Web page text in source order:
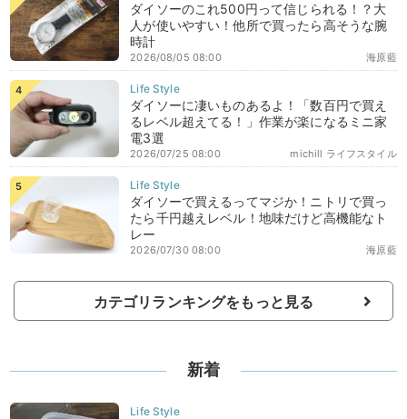
ダイソーのこれ500円って信じられる！？大
人が使いやすい！他所で買ったら高そうな腕
時計
海原藍
2026/08/05 08:00
ダイソーに凄いものあるよ！「数百円で買え
るレベル超えてる！」作業が楽になるミニ家
電3選
michill ライフスタイル
2026/07/25 08:00
ダイソーで買えるってマジか！ニトリで買っ
たら千円越えレベル！地味だけど高機能なト
レー
海原藍
2026/07/30 08:00
カテゴリランキングをもっと見る
新着